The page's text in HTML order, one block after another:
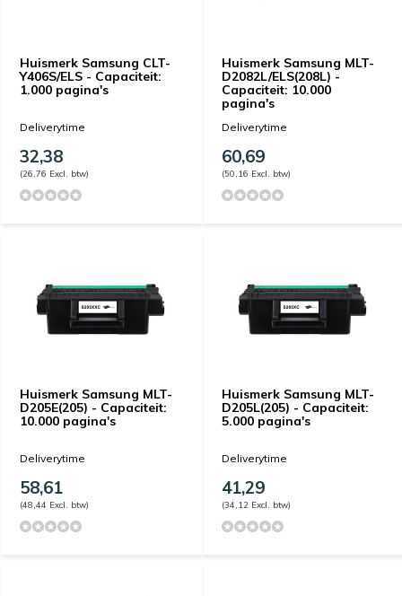
Huismerk Samsung CLT-
Y406S/ELS - Capaciteit:
1.000 pagina's
Deliverytime
32,38
(26,76 Excl. btw)
Huismerk Samsung MLT-
D2082L/ELS(208L) -
Capaciteit: 10.000
pagina's
Deliverytime
60,69
(50,16 Excl. btw)
Huismerk Samsung MLT-
D205E(205) - Capaciteit:
10.000 pagina's
Deliverytime
58,61
(48,44 Excl. btw)
Huismerk Samsung MLT-
D205L(205) - Capaciteit:
5.000 pagina's
Deliverytime
41,29
(34,12 Excl. btw)